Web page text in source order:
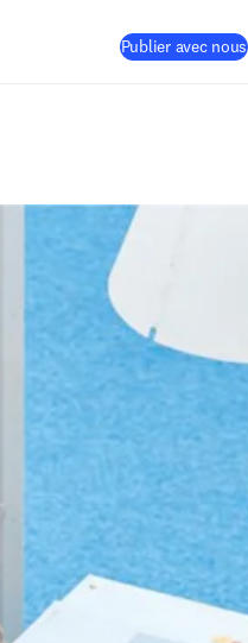
Publier avec nous